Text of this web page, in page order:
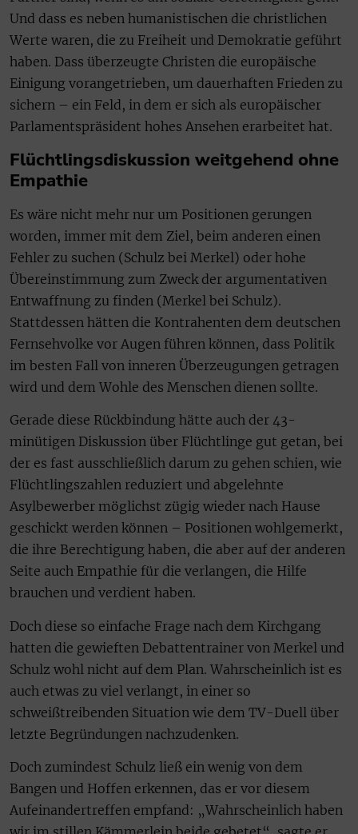
Und dass es neben humanistischen die christlichen
Werte waren, die zu Freiheit und Demokratie geführt
haben. Dass überzeugte Christen die europäische
Einigung vorangetrieben, um dauerhaften Frieden zu
sichern – ein Feld, in dem er sich als europäischer
Parlamentspräsident hohes Ansehen erarbeitet hat.
Flüchtlingsdiskussion weitgehend ohne
Empathie
Es wäre nicht mehr nur um Positionen gerungen
worden, immer mit dem Ziel, beim anderen einen
Fehler zu suchen (Schulz bei Merkel) oder hohe
Übereinstimmung zum Zweck der argumentativen
Entwaffnung zu finden (Merkel bei Schulz).
Stattdessen hätten die Kontrahenten dem deutschen
Fernsehvolke vor Augen führen können, dass Politik
im besten Fall von inneren Überzeugungen getragen
wird und dem Wohle des Menschen dienen sollte.
Gerade diese Rückbindung hätte auch der 43-
minütigen Diskussion über Flüchtlinge gut getan, bei
der es fast ausschließlich darum zu gehen schien, wie
Flüchtlingszahlen reduziert und abgelehnte
Asylbewerber möglichst zügig wieder nach Hause
geschickt werden können – Positionen wohlgemerkt,
die ihre Berechtigung haben, die aber auf der anderen
Seite auch Empathie für die verlangen, die Hilfe
brauchen und verdient haben.
Doch diese so einfache Frage nach dem Kirchgang
hatten die gewieften Debattentrainer von Merkel und
Schulz wohl nicht auf dem Plan. Wahrscheinlich ist es
auch etwas zu viel verlangt, in einer so
schweißtreibenden Situation wie dem TV-Duell über
letzte Begründungen nachzudenken.
Doch zumindest Schulz ließ ein wenig von dem
Bangen und Hoffen erkennen, das er vor diesem
Aufeinandertreffen empfand: „Wahrscheinlich haben